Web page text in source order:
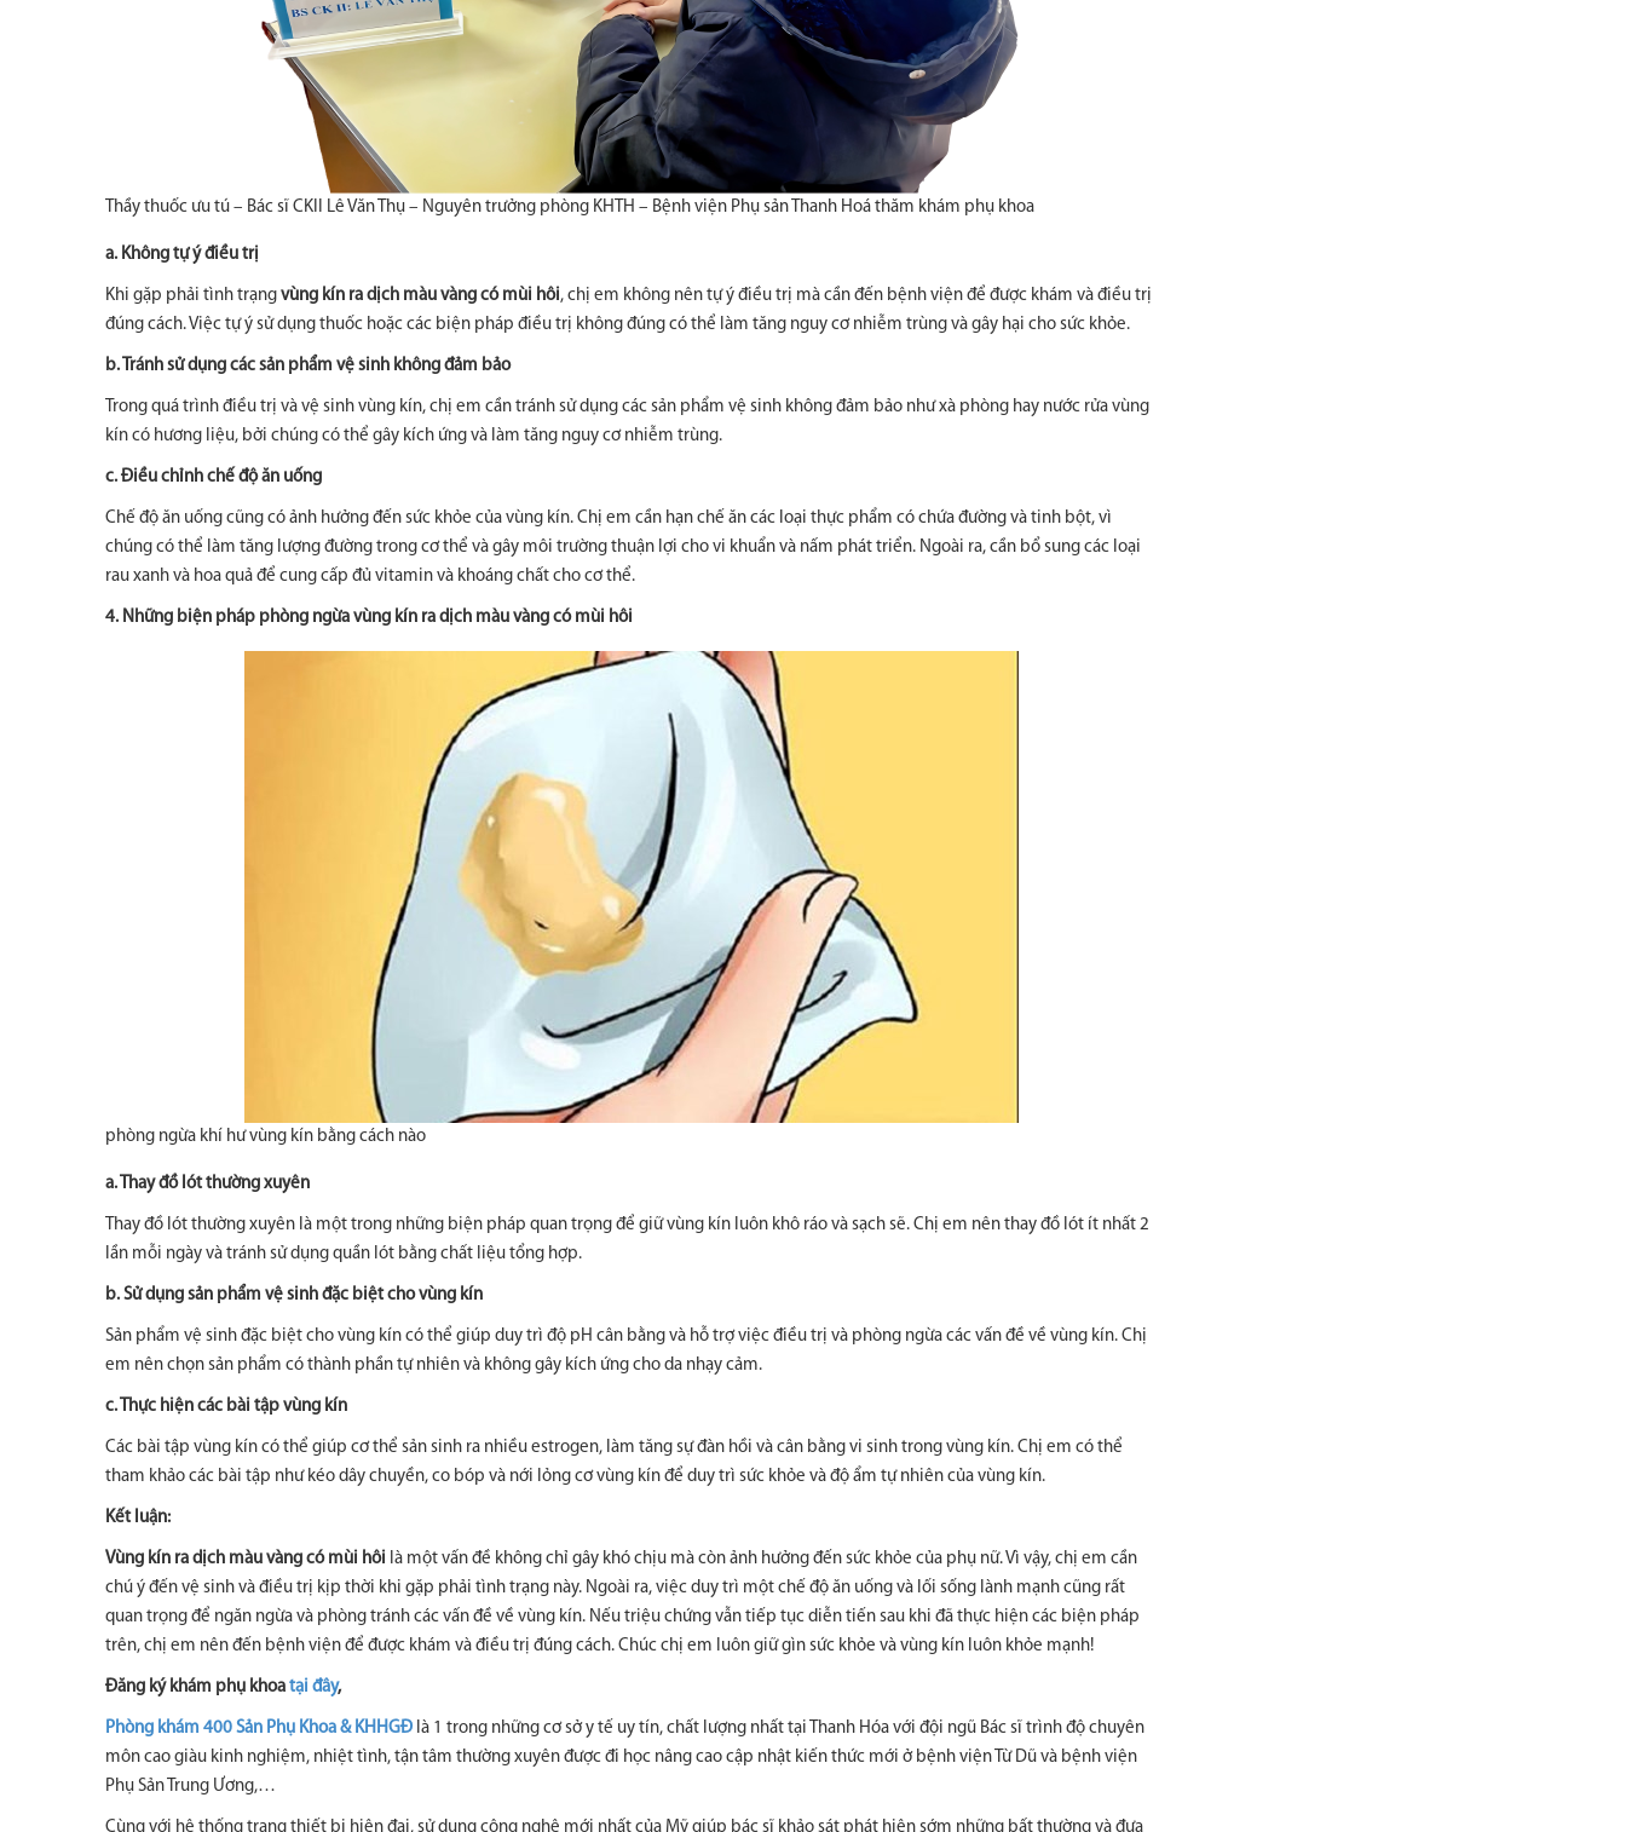
Thầy thuốc ưu tú – Bác sĩ CKII Lê Văn Thụ – Nguyên trưởng phòng KHTH – Bệnh viện Phụ sản Thanh Hoá thăm khám phụ khoa
a. Không tự ý điều trị
Khi gặp phải tình trạng vùng kín ra dịch màu vàng có mùi hôi, chị em không nên tự ý điều trị mà cần đến bệnh viện để được khám và điều trị
đúng cách. Việc tự ý sử dụng thuốc hoặc các biện pháp điều trị không đúng có thể làm tăng nguy cơ nhiễm trùng và gây hại cho sức khỏe.
b. Tránh sử dụng các sản phẩm vệ sinh không đảm bảo
Trong quá trình điều trị và vệ sinh vùng kín, chị em cần tránh sử dụng các sản phẩm vệ sinh không đảm bảo như xà phòng hay nước rửa vùng
kín có hương liệu, bởi chúng có thể gây kích ứng và làm tăng nguy cơ nhiễm trùng.
c. Điều chỉnh chế độ ăn uống
Chế độ ăn uống cũng có ảnh hưởng đến sức khỏe của vùng kín. Chị em cần hạn chế ăn các loại thực phẩm có chứa đường và tinh bột, vì
chúng có thể làm tăng lượng đường trong cơ thể và gây môi trường thuận lợi cho vi khuẩn và nấm phát triển. Ngoài ra, cần bổ sung các loại
rau xanh và hoa quả để cung cấp đủ vitamin và khoáng chất cho cơ thể.
4. Những biện pháp phòng ngừa vùng kín ra dịch màu vàng có mùi hôi
phòng ngừa khí hư vùng kín bằng cách nào
a. Thay đồ lót thường xuyên
Thay đồ lót thường xuyên là một trong những biện pháp quan trọng để giữ vùng kín luôn khô ráo và sạch sẽ. Chị em nên thay đồ lót ít nhất 2
lần mỗi ngày và tránh sử dụng quần lót bằng chất liệu tổng hợp.
b. Sử dụng sản phẩm vệ sinh đặc biệt cho vùng kín
Sản phẩm vệ sinh đặc biệt cho vùng kín có thể giúp duy trì độ pH cân bằng và hỗ trợ việc điều trị và phòng ngừa các vấn đề về vùng kín. Chị
em nên chọn sản phẩm có thành phần tự nhiên và không gây kích ứng cho da nhạy cảm.
c. Thực hiện các bài tập vùng kín
Các bài tập vùng kín có thể giúp cơ thể sản sinh ra nhiều estrogen, làm tăng sự đàn hồi và cân bằng vi sinh trong vùng kín. Chị em có thể
tham khảo các bài tập như kéo dây chuyền, co bóp và nới lỏng cơ vùng kín để duy trì sức khỏe và độ ẩm tự nhiên của vùng kín.
Kết luận:
Vùng kín ra dịch màu vàng có mùi hôi là một vấn đề không chỉ gây khó chịu mà còn ảnh hưởng đến sức khỏe của phụ nữ. Vì vậy, chị em cần
chú ý đến vệ sinh và điều trị kịp thời khi gặp phải tình trạng này. Ngoài ra, việc duy trì một chế độ ăn uống và lối sống lành mạnh cũng rất
quan trọng để ngăn ngừa và phòng tránh các vấn đề về vùng kín. Nếu triệu chứng vẫn tiếp tục diễn tiến sau khi đã thực hiện các biện pháp
trên, chị em nên đến bệnh viện để được khám và điều trị đúng cách. Chúc chị em luôn giữ gìn sức khỏe và vùng kín luôn khỏe mạnh!
Đăng ký khám phụ khoa tại đây,
Phòng khám 400 Sản Phụ Khoa & KHHGĐ là 1 trong những cơ sở y tế uy tín, chất lượng nhất tại Thanh Hóa với đội ngũ Bác sĩ trình độ chuyên
môn cao giàu kinh nghiệm, nhiệt tình, tận tâm thường xuyên được đi học nâng cao cập nhật kiến thức mới ở bệnh viện Từ Dũ và bệnh viện
Phụ Sản Trung Ương,…
Cùng với hệ thống trang thiết bị hiện đại, sử dụng công nghệ mới nhất của Mỹ giúp bác sĩ khảo sát phát hiện sớm những bất thường và đưa